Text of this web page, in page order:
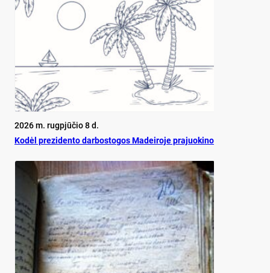
2026 m. rugpjūčio 8 d.
Ko­dėl pre­zi­den­to dar­bos­to­gos Ma­dei­ro­je pra­juo­ki­no